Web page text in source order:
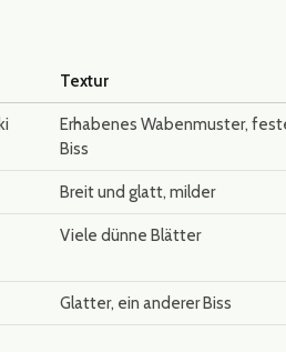
Textur
Erhabenes Wabenmuster,
Biss
Breit und glatt, milder
Viele dünne Blätter
Glatter, ein anderer Biss